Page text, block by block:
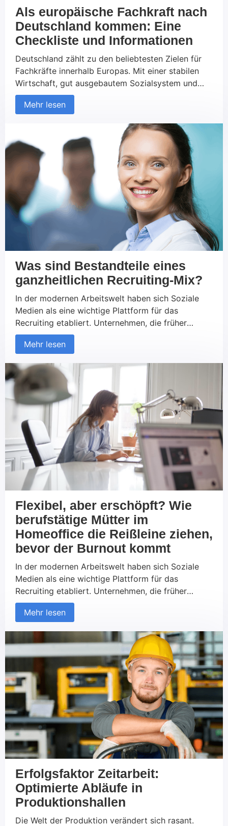
Als europäische Fachkraft nach
Deutschland kommen: Eine
Checkliste und Informationen
Deutschland zählt zu den beliebtesten Zielen für
Fachkräfte innerhalb Europas. Mit einer stabilen
Wirtschaft, gut ausgebautem Sozialsystem und
vielfältigen Karrierechancen bietet das Land
attraktive Perspektiven für qualifizierte
erleichtert den Zugang zum deutschen
Arbeitsmarkt erheblich. Dennoch gibt es einige
wichtige Punkte, die vor der Ausreise und bei der
Ankunft beachtet […]
Mehr lesen
Was sind Bestandteile eines
ganzheitlichen Recruiting-Mix?
In der modernen Arbeitswelt haben sich Soziale
Medien als eine wichtige Plattform für das
Recruiting etabliert. Unternehmen, die früher
ausschließlich auf traditionelle Kanäle wie
Jobportale und Printmedien gesetzt haben, nutzen
finden und mit potenziellen Kandidaten in Kontakt
zu treten. Diese Entwicklung betrifft sowohl den
B2C- als auch den B2B-Bereich. Aber was macht
das Recruiting über Soziale Medien so erfolgreich
und worauf sollte geachtet werden?
Mehr lesen
Flexibel, aber erschöpft? Wie
berufstätige Mütter im
Homeoffice die Reißleine ziehen,
bevor der Burnout kommt
In der modernen Arbeitswelt haben sich Soziale
Medien als eine wichtige Plattform für das
Recruiting etabliert. Unternehmen, die früher
ausschließlich auf traditionelle Kanäle wie
Jobportale und Printmedien gesetzt haben, nutzen
finden und mit potenziellen Kandidaten in Kontakt
zu treten. Diese Entwicklung betrifft sowohl den
B2C- als auch den B2B-Bereich. Aber was macht
das Recruiting über Soziale Medien so erfolgreich
und worauf sollte geachtet werden?
Mehr lesen
Erfolgsfaktor Zeitarbeit:
Optimierte Abläufe in
Produktionshallen
Die Welt der Produktion verändert sich rasant.